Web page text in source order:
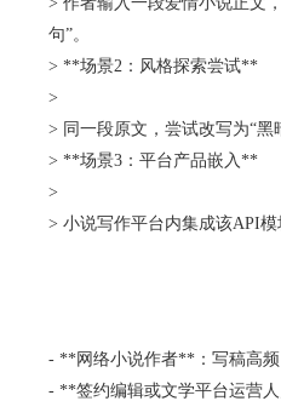
句”。
> **场景2：风格探索尝试**
>
> 同一段原文，尝试改写为“
> **场景3：平台产品嵌入**
>
> 小说写作平台内集成该API
- **网络小说作者**：写稿高
- **签约编辑或文学平台运营